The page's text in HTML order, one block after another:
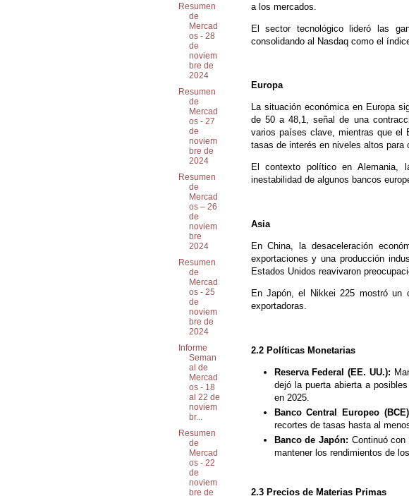
a los mercados.
El sector tecnológico lideró las
consolidando al Nasdaq como el
Europa
La situación económica en Europa
de 50 a 48,1, señal de una
varios países clave, mientras que el
tasas de interés en niveles altos para
El contexto político en Alemania,
inestabilidad de algunos bancos
Asia
En China, la desaceleración
exportaciones y una producción
Estados Unidos reavivaron
En Japón, el Nikkei 225 mostró un
exportadoras.
2.2 Políticas Monetarias
Reserva Federal (EE. UU.):
dejó la puerta abierta a
en 2025.
Banco Central Europeo
recortes de tasas hasta al
Banco de Japón: Continuó
mantener los rendimientos de
2.3 Precios de Materias Primas
Resumen
de
Mercad
os - 28
de
noviem
bre de
2024
Resumen
de
Mercad
os - 27
de
noviem
bre de
2024
Resumen
de
Mercad
os – 26
de
noviem
bre
2024
Resumen
de
Mercad
os - 25
de
noviem
bre de
2024
Informe
Seman
al de
Mercad
os - 18
al 22 de
noviem
br...
Resumen
de
Mercad
os - 22
de
noviem
bre de